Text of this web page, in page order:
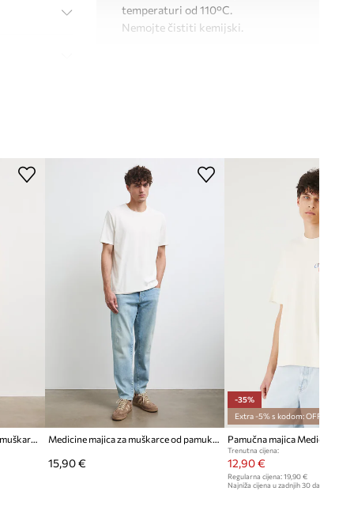
temperaturi od 110°C.
Nemojte čistiti kemijski.
DIMENZIJE
cm i ima na sebi veličinu M
Manja veličina
Preporučamo da odaberete veću veličinu
nego što inače nosite.
Pogledaje dimenzije proizvoda
Medicine košulja bez rukava za muškarce od pamuka
15,90 €
-35%
Extra -5% s kodom: OFF*
Pamučna majica Medicine
Trenutna cijena:
12,90 €
Regularna cijena: 19,90 €
Najniža cijena u zadnjih 30 dana prije